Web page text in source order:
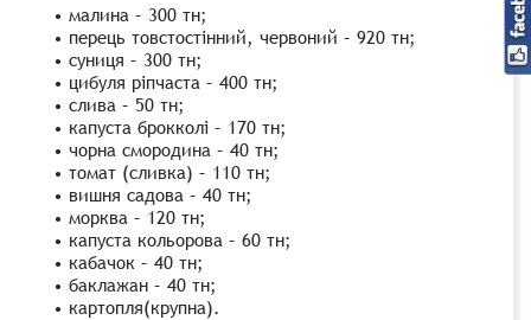
• малина – 300 тн;
• перець товстостінний, червоний – 920 тн;
• суниця – 300 тн;
• цибуля ріпчаста – 400 тн;
• слива – 50 тн;
• капуста брокколі – 170 тн;
• чорна смородина – 40 тн;
• томат (сливка) – 110 тн;
• вишня садова – 40 тн;
• морква – 120 тн;
• капуста кольорова – 60 тн;
• кабачок – 40 тн;
• баклажан – 40 тн;
• картопля(крупна).